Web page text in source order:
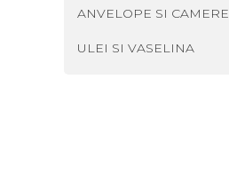
ANVELOPE SI CAMERE
ULEI SI VASELINA